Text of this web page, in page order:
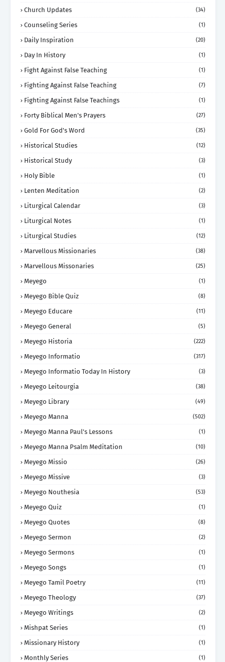
Church Updates (34)
Counseling Series (1)
Daily Inspiration (20)
Day In History (1)
Fight Against False Teaching (1)
Fighting Against False Teaching (7)
Fighting Against False Teachings (1)
Forty Biblical Men's Prayers (27)
Gold For God's Word (35)
Historical Studies (12)
Historical Study (3)
Holy Bible (1)
Lenten Meditation (2)
Liturgical Calendar (3)
Liturgical Notes (1)
Liturgical Studies (12)
Marvellous Missionaries (38)
Marvellous Missonaries (25)
Meyego (1)
Meyego Bible Quiz (8)
Meyego Educare (11)
Meyego General (5)
Meyego Historia (222)
Meyego Informatio (317)
Meyego Informatio Today In History (3)
Meyego Leitourgia (38)
Meyego Library (49)
Meyego Manna (502)
Meyego Manna Paul's Lessons (1)
Meyego Manna Psalm Meditation (10)
Meyego Missio (26)
Meyego Missive (3)
Meyego Nouthesia (53)
Meyego Quiz (1)
Meyego Quotes (8)
Meyego Sermon (2)
Meyego Sermons (1)
Meyego Songs (1)
Meyego Tamil Poetry (11)
Meyego Theology (37)
Meyego Writings (2)
Mishpat Series (1)
Missionary History (1)
Monthly Series (1)